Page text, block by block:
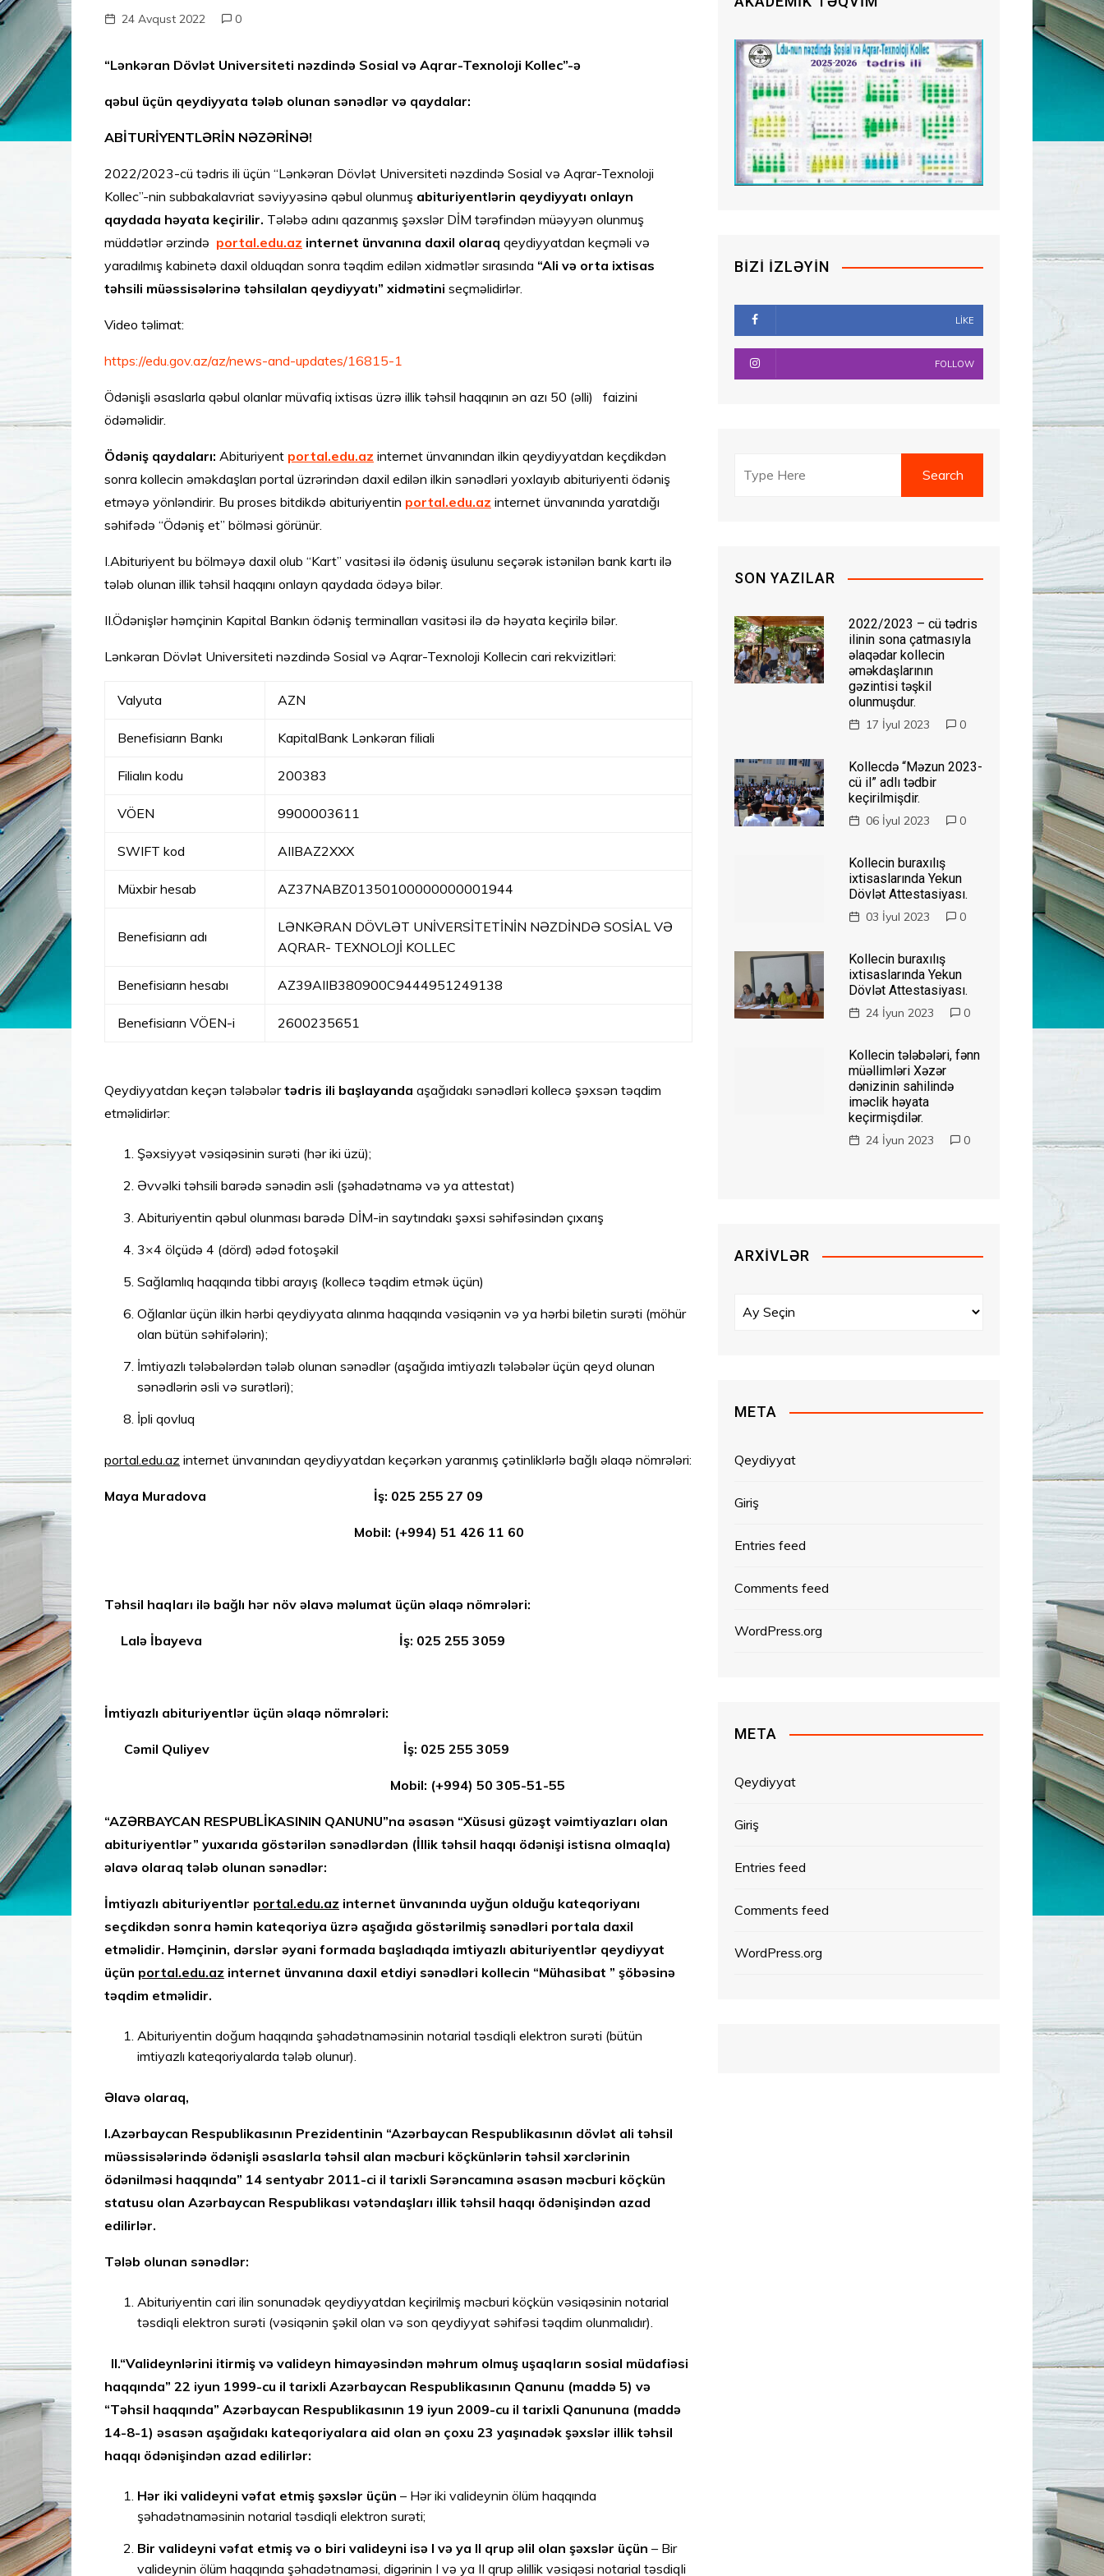
24 Avqust 2022 0
“Lənkəran Dövlət Universiteti nəzdində Sosial və Aqrar-Texnoloji Kollec”-ə
qəbul üçün qeydiyyata tələb olunan sənədlər və qaydalar:
ABİTURİYENTLƏRİN NƏZƏRİNƏ!
2022/2023-cü tədris ili üçün “Lənkəran Dövlət Universiteti nəzdində Sosial və Aqrar-Texnoloji
Kollec”-nin subbakalavriat səviyyəsinə qəbul olunmuş abituriyentlərin qeydiyyatı onlayn
qaydada həyata keçirilir. Tələbə adını qazanmış şəxslər DİM tərəfindən müəyyən olunmuş
müddətlər ərzində portal.edu.az internet ünvanına daxil olaraq qeydiyyatdan keçməli və
yaradılmış kabinetə daxil olduqdan sonra təqdim edilən xidmətlər sırasında “Ali və orta ixtisas
təhsili müəssisələrinə təhsilalan qeydiyyatı” xidmətini seçməlidirlər.
Video təlimat:
https://edu.gov.az/az/news-and-updates/16815-1
Ödənişli əsaslarla qəbul olanlar müvafiq ixtisas üzrə illik təhsil haqqının ən azı 50 (əlli) faizini
ödəməlidir.
Ödəniş qaydaları: Abituriyent portal.edu.az internet ünvanından ilkin qeydiyyatdan keçdikdən
sonra kollecin əməkdaşları portal üzrərindən daxil edilən ilkin sənədləri yoxlayıb abituriyenti ödəniş
etməyə yönləndirir. Bu proses bitdikdə abituriyentin portal.edu.az internet ünvanında yaratdığı
səhifədə “Ödəniş et” bölməsi görünür.
I.Abituriyent bu bölməyə daxil olub “Kart” vasitəsi ilə ödəniş üsulunu seçərək istənilən bank kartı ilə
tələb olunan illik təhsil haqqını onlayn qaydada ödəyə bilər.
II.Ödənişlər həmçinin Kapital Bankın ödəniş terminalları vasitəsi ilə də həyata keçirilə bilər.
Lənkəran Dövlət Universiteti nəzdində Sosial və Aqrar-Texnoloji Kollecin cari rekvizitləri:
Valyuta AZN
Benefisiarın Bankı KapitalBank Lənkəran filiali
Filialın kodu 200383
VÖEN 9900003611
SWIFT kod AIIBAZ2XXX
Müxbir hesab AZ37NABZ01350100000000001944
Benefisiarın adı
LƏNKƏRAN DÖVLƏT UNİVERSİTETİNİN NƏZDİNDƏ SOSİAL VƏ
AQRAR- TEXNOLOJİ KOLLEC
Benefisiarın hesabı AZ39AIIB380900C9444951249138
Benefisiarın VÖEN-i 2600235651
Qeydiyyatdan keçən tələbələrtədris ili başlayanda aşağıdakı sənədləri kollecə şəxsən təqdim
etməlidirlər:
Şəxsiyyət vəsiqəsinin surəti (hər iki üzü);
Əvvəlki təhsili barədə sənədin əsli (şəhadətnamə və ya attestat)
Abituriyentin qəbul olunması barədə DİM-in saytındakı şəxsi səhifəsindən çıxarış
3×4 ölçüdə 4 (dörd) ədəd fotoşəkil
Sağlamlıq haqqında tibbi arayış (kollecə təqdim etmək üçün)
Oğlanlar üçün ilkin hərbi qeydiyyata alınma haqqında vəsiqənin və ya hərbi biletin surəti (möhür
olan bütün səhifələrin);
İmtiyazlı tələbələrdən tələb olunan sənədlər (aşağıda imtiyazlı tələbələr üçün qeyd olunan
sənədlərin əsli və surətləri);
İpli qovluq
portal.edu.az internet ünvanından qeydiyyatdan keçərkən yaranmış çətinliklərlə bağlı əlaqə nömrələri:
Maya Muradova İş: 025 255 27 09
Mobil: (+994) 51 426 11 60
Təhsil haqları ilə bağlı hər növ əlavə məlumat üçün əlaqə nömrələri:
Lalə İbayeva İş: 025 255 3059
İmtiyazlı abituriyentlər üçün əlaqə nömrələri:
Cəmil Quliyev İş: 025 255 3059
Mobil: (+994) 50 305-51-55
“AZƏRBAYCAN RESPUBLİKASININ QANUNU”na əsasən “Xüsusi güzəşt vəimtiyazları olan
abituriyentlər” yuxarıda göstərilən sənədlərdən (İllik təhsil haqqı ödənişi istisna olmaqla)
əlavə olaraq tələb olunan sənədlər:
İmtiyazlı abituriyentlər portal.edu.az internet ünvanında uyğun olduğu kateqoriyanı
seçdikdən sonra həmin kateqoriya üzrə aşağıda göstərilmiş sənədləri portala daxil
etməlidir. Həmçinin, dərslər əyani formada başladıqda imtiyazlı abituriyentlər qeydiyyat
üçün portal.edu.az internet ünvanına daxil etdiyi sənədləri kollecin “Mühasibat ” şöbəsinə
təqdim etməlidir.
Abituriyentin doğum haqqında şəhadətnaməsinin notarial təsdiqli elektron surəti (bütün
imtiyazlı kateqoriyalarda tələb olunur).
Əlavə olaraq,
I.Azərbaycan Respublikasının Prezidentinin “Azərbaycan Respublikasının dövlət ali təhsil
müəssisələrində ödənişli əsaslarla təhsil alan məcburi köçkünlərin təhsil xərclərinin
ödənilməsi haqqında” 14 sentyabr 2011-ci il tarixli Sərəncamına əsasən məcburi köçkün
statusu olan Azərbaycan Respublikası vətəndaşları illik təhsil haqqı ödənişindən azad
edilirlər.
Tələb olunan sənədlər:
Abituriyentin cari ilin sonunadək qeydiyyatdan keçirilmiş məcburi köçkün vəsiqəsinin notarial
təsdiqli elektron surəti (vəsiqənin şəkil olan və son qeydiyyat səhifəsi təqdim olunmalıdır).
II.“Valideynlərini itirmiş və valideyn himayəsindən məhrum olmuş uşaqların sosial müdafiəsi
haqqında” 22 iyun 1999-cu il tarixli Azərbaycan Respublikasının Qanunu (maddə 5) və
“Təhsil haqqında” Azərbaycan Respublikasının 19 iyun 2009-cu il tarixli Qanununa (maddə
14-8-1) əsasən aşağıdakı kateqoriyalara aid olan ən çoxu 23 yaşınadək şəxslər illik təhsil
haqqı ödənişindən azad edilirlər:
Hər iki valideyni vəfat etmiş şəxslər üçün – Hər iki valideynin ölüm haqqında
şəhadətnaməsinin notarial təsdiqli elektron surəti;
Bir valideyni vəfat etmiş və o biri valideyni isə I və ya II qrup əlil olan şəxslər üçün – Bir
valideynin ölüm haqqında şəhadətnaməsi, digərinin I və ya II qrup əlillik vəsiqəsi notarial təsdiqli
BIZI İZLƏYIN
LIKE
FOLLOW
SON YAZILAR
2022/2023 – cü tədris
ilinin sona çatmasıyla
əlaqədar kollecin
əməkdaşlarının
gəzintisi təşkil
olunmuşdur.
17 İyul 2023 0
Kollecdə “Məzun 2023-
cü il” adlı tədbir
keçirilmişdir.
06 İyul 2023 0
Kollecin buraxılış
ixtisaslarında Yekun
Dövlət Attestasiyası.
03 İyul 2023 0
Kollecin buraxılış
ixtisaslarında Yekun
Dövlət Attestasiyası.
24 İyun 2023 0
Kollecin tələbələri, fənn
müəllimləri Xəzər
dənizinin sahilində
iməclik həyata
keçirmişdilər.
24 İyun 2023 0
ARXIVLƏR
lMETA
Qeydiyyat
Giriş
Entries feed
Comments feed
WordPress.org
META
Qeydiyyat
Giriş
Entries feed
Comments feed
WordPress.org